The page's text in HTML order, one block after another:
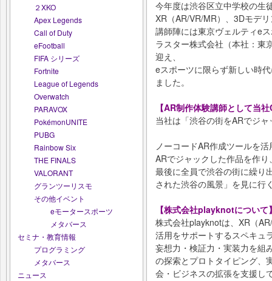
２XKO
Apex Legends
Call of Duty
eFootball
FIFA シリーズ
Fortnite
League of Legends
Overwatch
PARAVOX
PokémonUNITE
PUBG
Rainbow Six
THE FINALS
VALORANT
グランツーリスモ
その他イベント
eモータースポーツ
メタバース
セミナ・教育情報
プログラミング
メタバース
ニュース
今年度は渋谷区立中学校の生
XR（AR/VR/MR）、3Dモデ
講師陣には東京ヴェルティe
ラスター株式会社（本社：東
迎え、
eスポーツに限らず新しい時
ました。
【AR制作体験講師として当
当社は「渋谷の街をARでジ
ノーコードAR作成ツールを
ARでジャックした作品を作り
最後に全員で渋谷の街に繰り
された渋谷の風景」を見に行
【株式会社playknotについて
株式会社playknotは、XR（
活用をサポートするスペキュ
妄想力・検証力・実装力を組
の探索とプロトタイピング、
会・ビジネスの拡張を支援し